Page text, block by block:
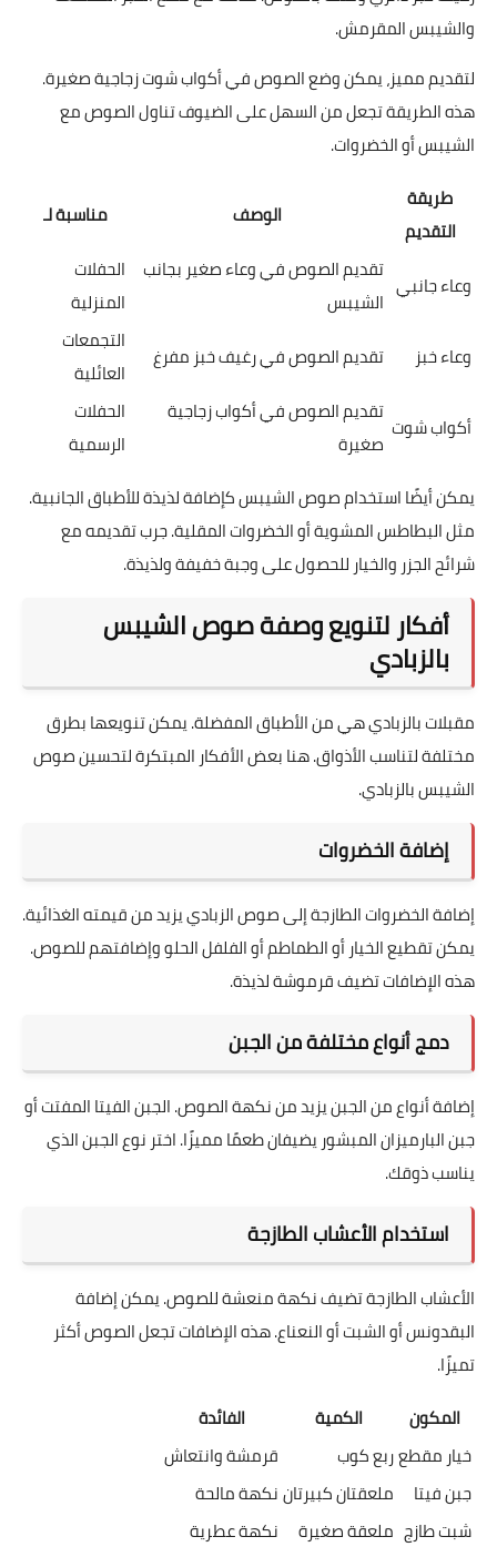
والشيبس المقرمش.
لتقديم مميز، يمكن وضع الصوص في أكواب شوت زجاجية صغيرة.
هذه الطريقة تجعل من السهل على الضيوف تناول الصوص مع
الشيبس أو الخضروات.
طريقة
التقديم
الوصف مناسبة لـ
وعاء جانبي
تقديم الصوص في وعاء صغير بجانب
الشيبس
الحفلات
المنزلية
وعاء خبز
تقديم الصوص في رغيف خبز مفرغ
التجمعات
العائلية
أكواب شوت
تقديم الصوص في أكواب زجاجية
صغيرة
الحفلات
الرسمية
يمكن أيضًا استخدام صوص الشيبس كإضافة لذيذة للأطباق الجانبية.
مثل البطاطس المشوية أو الخضروات المقلية. جرب تقديمه مع
شرائح الجزر والخيار للحصول على وجبة خفيفة ولذيذة.
أفكار لتنويع وصفة صوص الشيبس
بالزبادي
مقبلات بالزبادي هي من الأطباق المفضلة. يمكن تنويعها بطرق
مختلفة لتناسب الأذواق. هنا بعض الأفكار المبتكرة لتحسين صوص
الشيبس بالزبادي.
إضافة الخضروات
إضافة الخضروات الطازجة إلى صوص الزبادي يزيد من قيمته الغذائية.
يمكن تقطيع الخيار أو الطماطم أو الفلفل الحلو وإضافتهم للصوص.
هذه الإضافات تضيف قرموشة لذيذة.
دمج أنواع مختلفة من الجبن
إضافة أنواع من الجبن يزيد من نكهة الصوص. الجبن الفيتا المفتت أو
جبن البارميزان المبشور يضيفان طعمًا مميزًا. اختر نوع الجبن الذي
يناسب ذوقك.
استخدام الأعشاب الطازجة
الأعشاب الطازجة تضيف نكهة منعشة للصوص. يمكن إضافة
البقدونس أو الشبت أو النعناع. هذه الإضافات تجعل الصوص أكثر
تميزًا.
المكون
الكمية
الفائدة
خيار مقطعربع كوب
قرمشة وانتعاش
جبن فيتا
ملعقتان كبيرتاننكهة مالحة
شبت طازج ملعقة صغيرة
نكهة عطرية